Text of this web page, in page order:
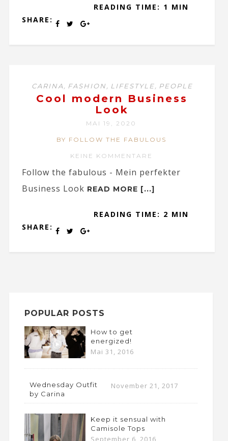
SHARE:
READING TIME: 1 MIN
CARINA, FASHION, LIFESTYLE, PEOPLE
Cool modern Business
Look
MAI 19, 2020
BY FOLLOW THE FABULOUS
KEINE KOMMENTARE
Follow the fabulous - Mein perfekter
Business Look READ MORE [...]
SHARE:
READING TIME: 2 MIN
POPULAR POSTS
How to get
energized!
Mai 31, 2016
Wednesday Outfit
by Carina
November 21, 2017
Keep it sensual with
Camisole Tops